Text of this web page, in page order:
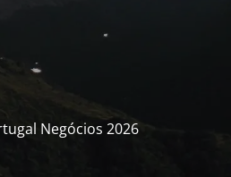
Negócios 2026